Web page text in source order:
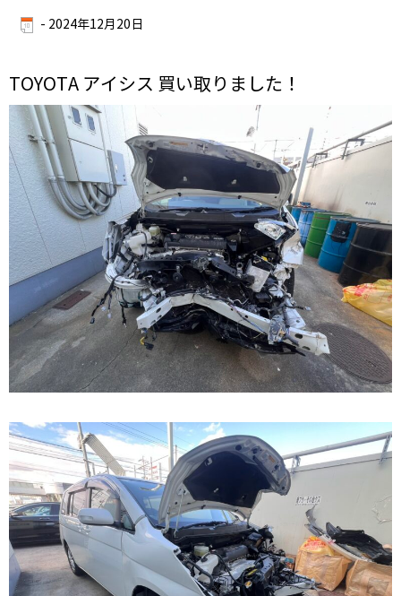
- 2024年12月20日
TOYOTA アイシス 買い取りました！